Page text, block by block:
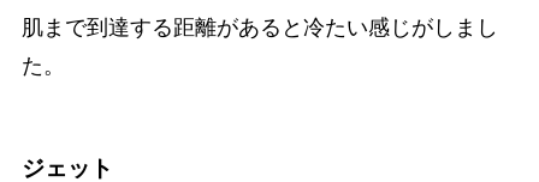
肌まで到達する距離があると冷たい感じがしまし
た。
ジェット